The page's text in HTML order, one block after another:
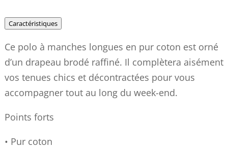
Polo
coupe
standard
à
manches
longues
05ND
Caractéristiques
Ce polo à manches longues en pur coton est orné
d’un drapeau brodé raffiné. Il complètera aisément
vos tenues chics et décontractées pour vous
accompagner tout au long du week-end.
Points forts
• Pur coton